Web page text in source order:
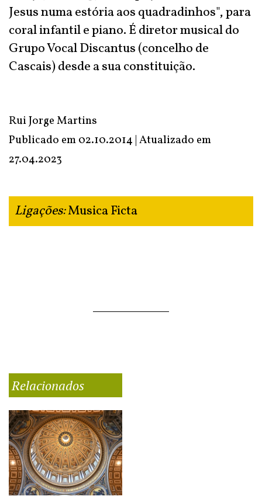
Jesus numa estória aos quadradinhos", para
coral infantil e piano. É diretor musical do
Grupo Vocal Discantus (concelho de
Cascais) desde a sua constituição.
Rui Jorge Martins
Publicado em 02.10.2014 | Atualizado em
27.04.2023
Ligações:Musica Ficta
Relacionados